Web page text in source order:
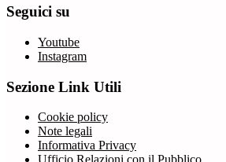
Seguici su
Youtube
Instagram
Sezione Link Utili
Cookie policy
Note legali
Informativa Privacy